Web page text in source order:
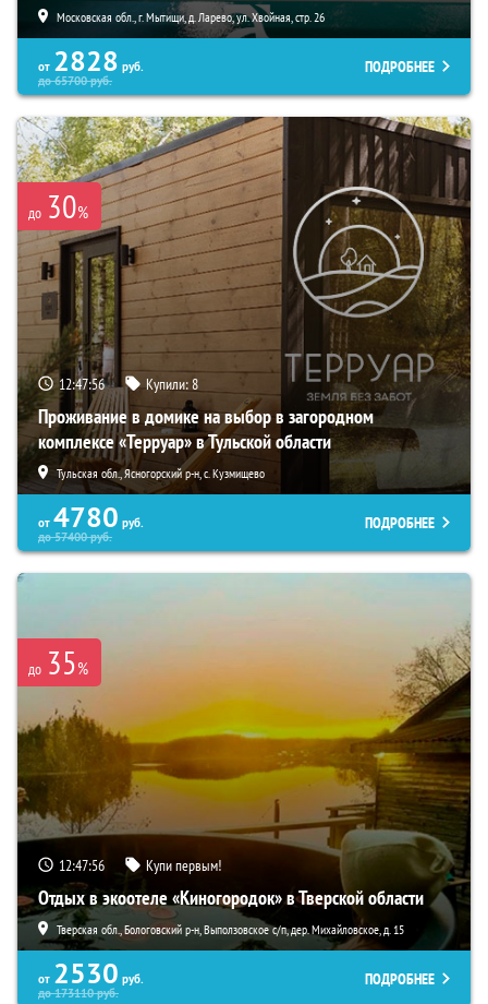
Московская обл., г. Мытищи, д. Ларево, ул. Хвойная, стр. 26
от 2828 руб.
до65700руб.
ПОДРОБНЕЕ
до 30%
12:47:54 Купили:8
Проживание в домике на выбор в загородном
комплексе «Терруар» в Тульской области
Тульская обл., Ясногорский р-н, с. Кузмищево
от 4780 руб.
до57400руб.
ПОДРОБНЕЕ
до 35%
12:47:54 Купи первым!
Отдых в экоотеле «Киногородок» в Тверской области
Тверская обл., Бологовский р-н, Выползовское с/п, дер. Михайловское, д. 15
от 2530 руб.
до173110руб.
ПОДРОБНЕЕ